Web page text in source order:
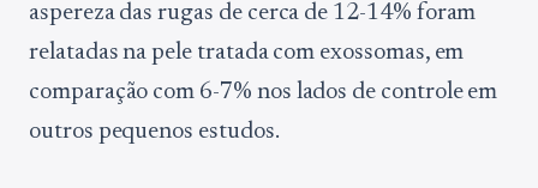
aspereza das rugas de cerca de 12-14% foram
relatadas na pele tratada com exossomas, em
comparação com 6-7% nos lados de controle em
outros pequenos estudos.